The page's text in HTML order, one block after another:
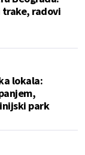
radovi
lokala:
park